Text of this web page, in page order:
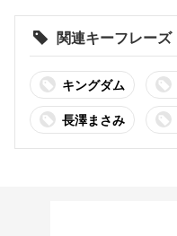
関連キーフレーズ
キングダム
長澤まさみ